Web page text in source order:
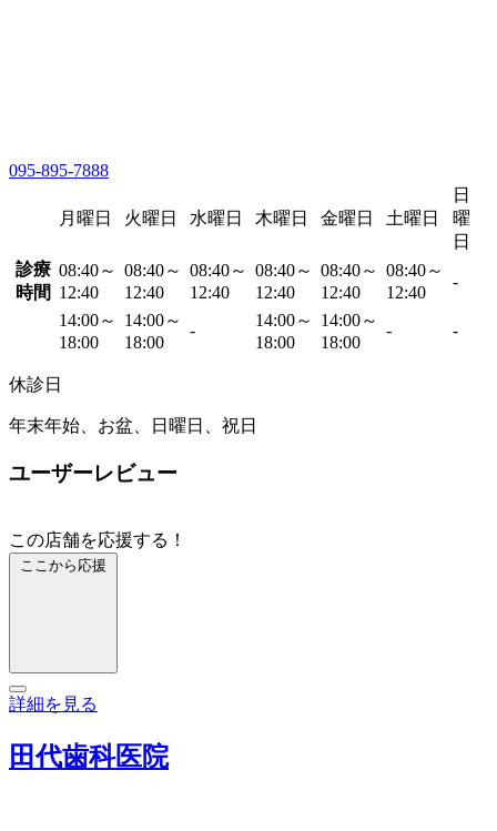
095-895-7888
月曜日 火曜日 水曜日 木曜日 金曜日 土曜日
日
曜
日
診療
時間
08:40～
12:40
08:40～
12:40
08:40～
12:40
08:40～
12:40
08:40～
12:40
08:40～
12:40
-
14:00～
18:00
14:00～
18:00
-
14:00～
18:00
14:00～
18:00
- -
休診日
年末年始、お盆、日曜日、祝日
ユーザーレビュー
この店舗を応援する！
ここから応援
詳細を見る
田代歯科医院